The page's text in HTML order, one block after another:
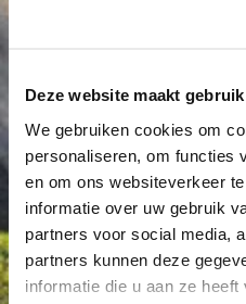
Deze website maakt
We gebruiken cookies om
personaliseren, om functies
en om ons websiteverkeer
informatie over uw gebruik
partners voor social media,
partners kunnen deze
informatie die u aan ze